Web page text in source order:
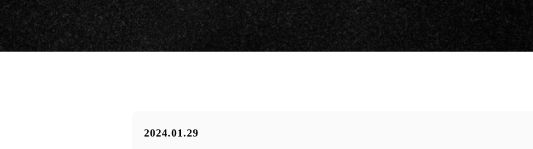
2024.01.29